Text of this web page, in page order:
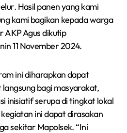
Hasil panen yang kami
kami bagikan kepada warga
AKP Agus dikutip
11 November 2024.
ini diharapkan dapat
bagi masyarakat,
inisiatif serupa di tingkat lokal
ini dapat dirasakan
sekitar Mapolsek. “Ini